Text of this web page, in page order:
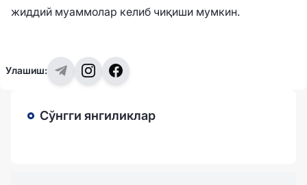
жиддий муаммолар келиб чиқиши мумкин.
Улашиш:
Сўнгги янгиликлар